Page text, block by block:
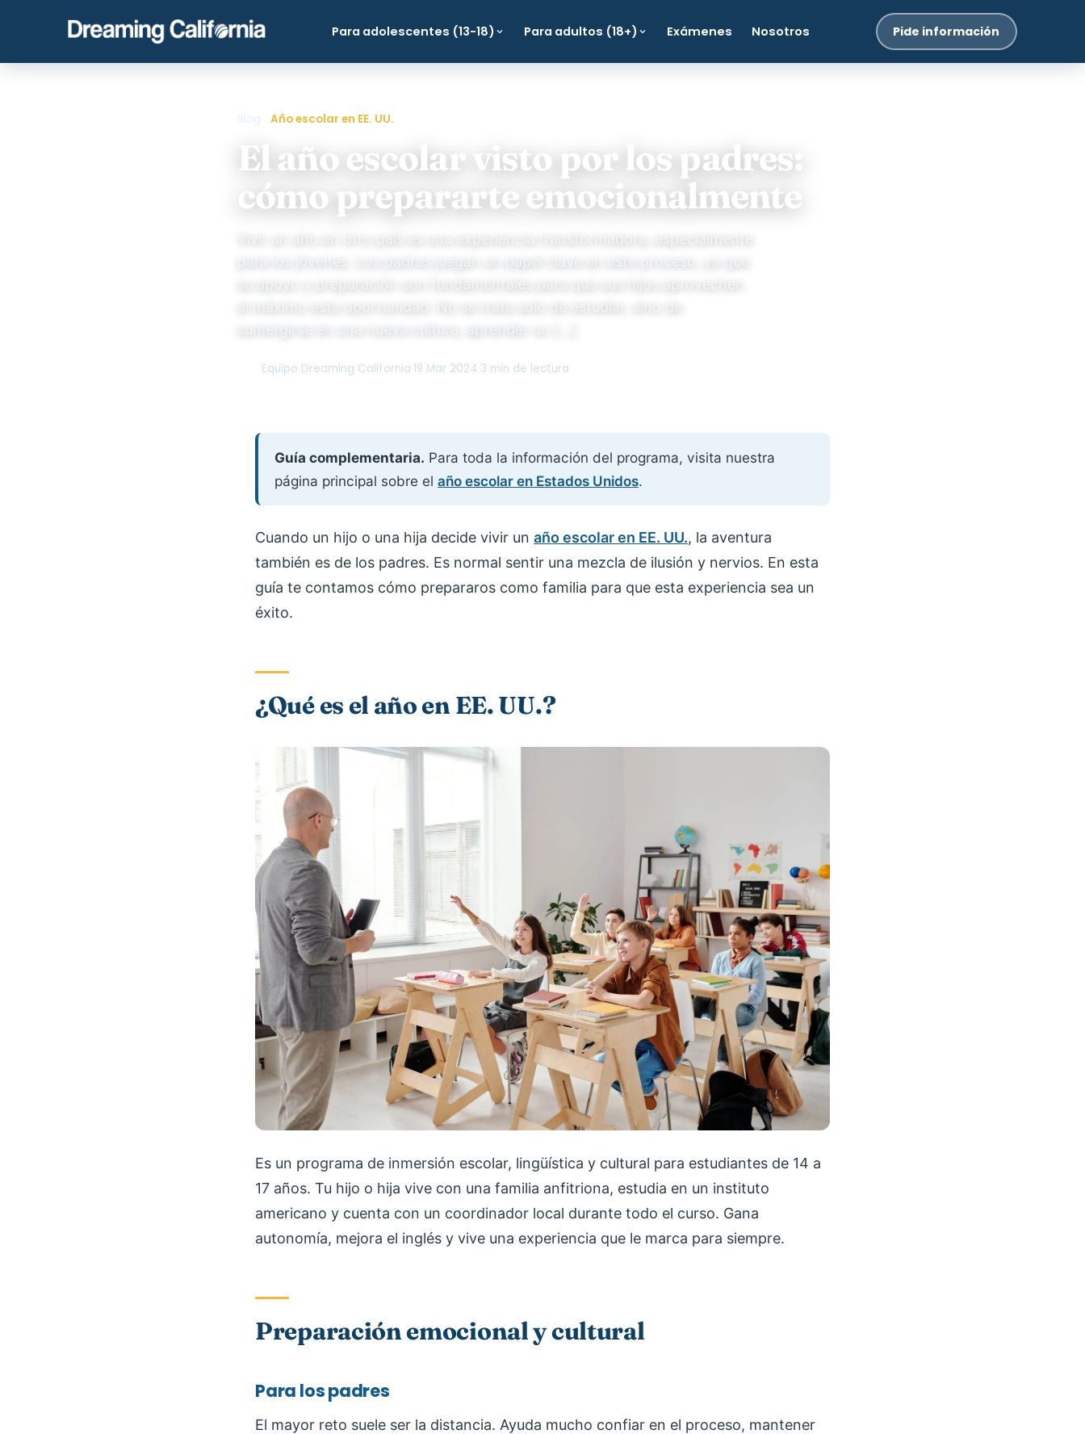
Para adolescentes (13-18) Para adultos (18+) Exámenes Nosotros Pide información
Blog Año escolar en EE. UU.
El año escolar visto por los padres:
cómo prepararte emocionalmente
Vivir un año en otro país es una experiencia transformadora, especialmente
para los jóvenes. Los padres juegan un papel clave en este proceso, ya que
su apoyo y preparación son fundamentales para que sus hijos aprovechen
al máximo esta oportunidad. No se trata solo de estudiar, sino de
sumergirse en una nueva cultura, aprender un […]
Equipo Dreaming California 19 Mar 2024 3 min de lectura
Guía complementaria. Para toda la información del programa, visita nuestra
página principal sobre el año escolar en Estados Unidos.
Cuando un hijo o una hija decide vivir un año escolar en EE. UU., la aventura
también es de los padres. Es normal sentir una mezcla de ilusión y nervios. En esta
guía te contamos cómo prepararos como familia para que esta experiencia sea un
éxito.
¿Qué es el año en EE. UU.?
Es un programa de inmersión escolar, lingüística y cultural para estudiantes de 14 a
17 años. Tu hijo o hija vive con una familia anfitriona, estudia en un instituto
americano y cuenta con un coordinador local durante todo el curso. Gana
autonomía, mejora el inglés y vive una experiencia que le marca para siempre.
Preparación emocional y cultural
Para los padres
El mayor reto suele ser la distancia. Ayuda mucho confiar en el proceso, mantener